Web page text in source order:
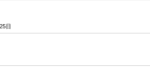
日